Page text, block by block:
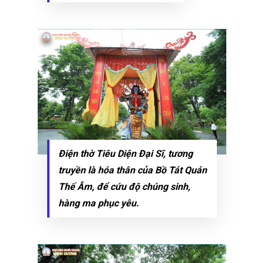
Điện thờ Tiêu Diện Đại Sĩ, tương
truyền là hóa thân của Bồ Tát Quán
Thế Âm, để cứu độ chúng sinh,
hàng ma phục yêu.